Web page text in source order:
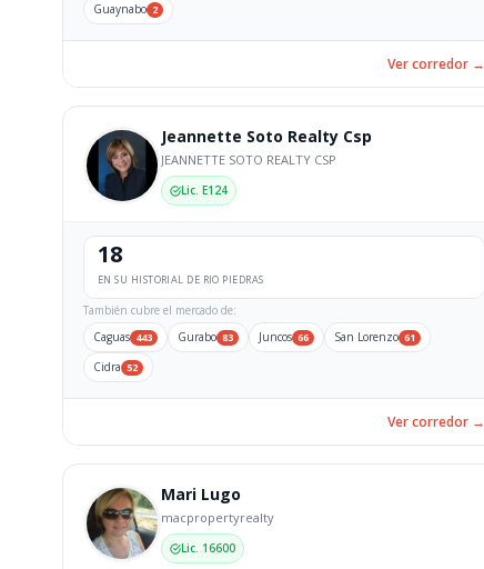
Guaynabo 2
Ver corredor →
Jeannette Soto Realty Csp
JEANNETTE SOTO REALTY CSP
Lic. E124
18
EN SU HISTORIAL DE RIO PIEDRAS
También cubre el mercado de:
Caguas 443 Gurabo 83 Juncos 66 San Lorenzo 61
Cidra 52
Ver corredor →
Mari Lugo
macpropertyrealty
Lic. 16600